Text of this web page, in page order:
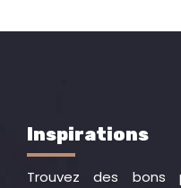
Inspirations
Trouvez des